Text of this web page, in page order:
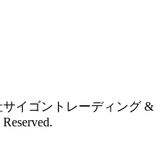
サイゴントレーディング &